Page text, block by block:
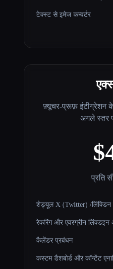
टेक्स्ट से इमेज कन्वर्टर
फ़्यूचर-प्रूफ़ इंटीग्रेशन
अगले स्तर
प्रति
शेड्यूल X (Twitter) /लिंक्डिन
रेकरिंग और एवरग्रीन लिंक्डइन
कैलेंडर प्रबंधन
कस्टम डैशबोर्ड और कॉन्टेंट